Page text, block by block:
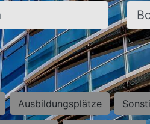
Ort,
Ausbildungsplätze